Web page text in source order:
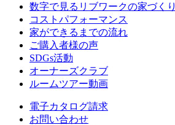
数字で見るリブワークの家づくり
コストパフォーマンス
家ができるまでの流れ
ご購入者様の声
SDGs活動
オーナーズクラブ
ルームツアー動画
電子カタログ請求
お問い合わせ